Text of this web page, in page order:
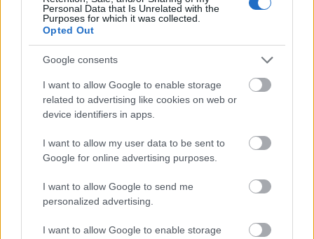
Personal Data that Is Unrelated with the
Purposes for which it was collected.
Opted Out
Google consents
I want to allow Google to enable storage
related to advertising like cookies on web or
device identifiers in apps.
I want to allow my user data to be sent to
Google for online advertising purposes.
I want to allow Google to send me
personalized advertising.
I want to allow Google to enable storage
Futbolcu Önerileri 1M: alacağı süreler ile yapacağı ekstra
katkılar yüzleri güldürebilir.
09/23/2022 YazarOğuz Oruç|
İstanbulspor’un oynamış olduğu 3-4-3 düzeninde öndeki 3 mevkide de
forma giyebilmesi sayesinde onu sık sık maçlara dahil olurken gördük.